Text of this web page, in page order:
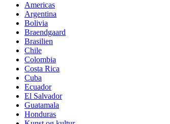
Americas
Argentina
Bolivia
Braendgaard
Brasilien
Chile
Colombia
Costa Rica
Cuba
Ecuador
El Salvador
Guatamala
Honduras